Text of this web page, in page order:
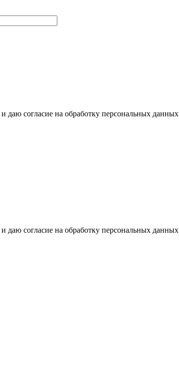
и даю согласие на обработку персональных данных
и даю согласие на обработку персональных данных